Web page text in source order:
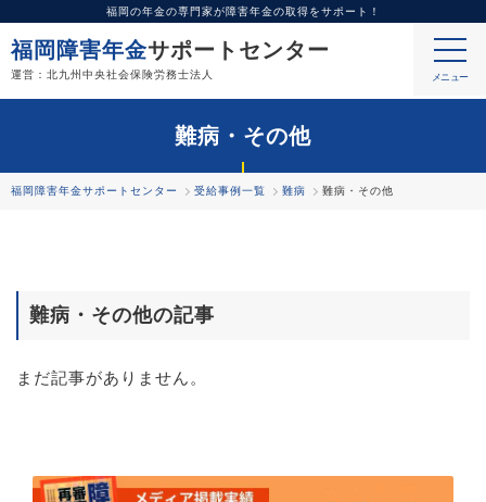
福岡の年金の専門家が障害年金の取得をサポート！
福岡障害年金サポートセンター
運営：北九州中央社会保険労務士法人
難病・その他
福岡障害年金サポートセンター 受給事例一覧 難病 難病・その他
難病・その他の記事
まだ記事がありません。